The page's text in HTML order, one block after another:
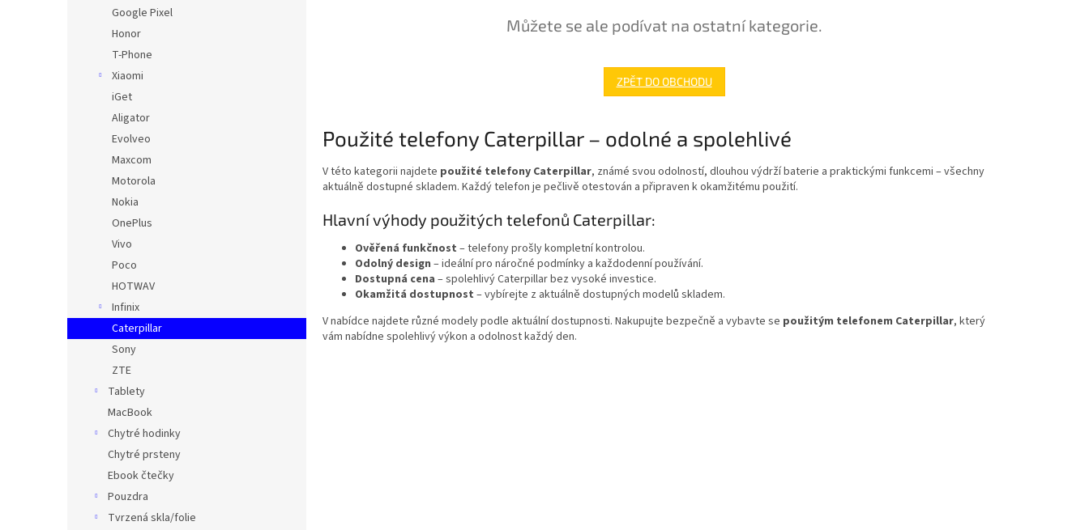
Google Pixel
Honor
T-Phone
Xiaomi
iGet
Aligator
Evolveo
Maxcom
Motorola
Nokia
OnePlus
Vivo
Poco
HOTWAV
Infinix
Caterpillar
Sony
ZTE
Tablety
MacBook
Chytré hodinky
Chytré prsteny
Ebook čtečky
Pouzdra
Tvrzená skla/folie
Můžete se ale podívat na ostatní kategorie.
ZPĚT DO OBCHODU
Použité telefony Caterpillar – odolné a spolehlivé
V této kategorii najdete použité telefony Caterpillar, známé svou odolností, dlouhou výdrží baterie a praktickými funkcemi – všechny
aktuálně dostupné skladem. Každý telefon je pečlivě otestován a připraven k okamžitému použití.
Hlavní výhody použitých telefonů Caterpillar:
Ověřená funkčnost – telefony prošly kompletní kontrolou.
Odolný design – ideální pro náročné podmínky a každodenní používání.
Dostupná cena – spolehlivý Caterpillar bez vysoké investice.
Okamžitá dostupnost – vybírejte z aktuálně dostupných modelů skladem.
V nabídce najdete různé modely podle aktuální dostupnosti. Nakupujte bezpečně a vybavte se použitým telefonem Caterpillar, který
vám nabídne spolehlivý výkon a odolnost každý den.